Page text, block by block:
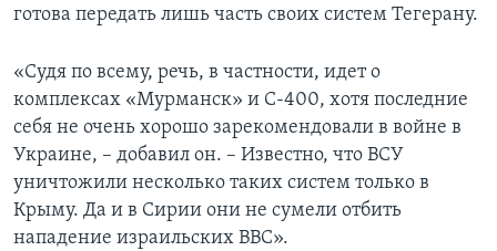
готова передать лишь часть своих систем Тегерану.
«Судя по всему, речь, в частности, идет о
комплексах «Мурманск» и С-400, хотя последние
себя не очень хорошо зарекомендовали в войне в
Украине, – добавил он. – Известно, что ВСУ
уничтожили несколько таких систем только в
Крыму. Да и в Сирии они не сумели отбить
нападение израильских ВВС».